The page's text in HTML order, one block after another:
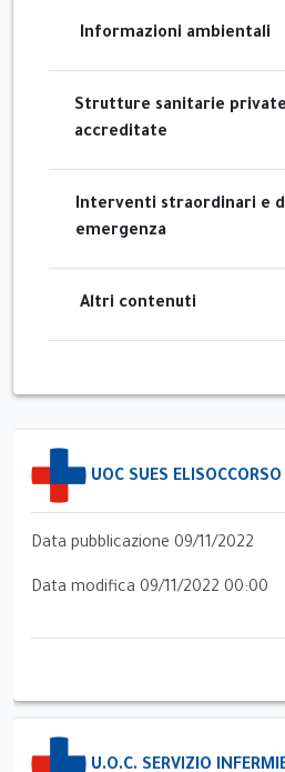
Informazioni ambientali
Strutture sanitarie private
accreditate
Interventi straordinari e
emergenza
Altri contenuti
UOC SUES ELISOCCORSO
Data pubblicazione 09/11/2022
Data modifica 09/11/2022 00:00
U.O.C. SERVIZIO